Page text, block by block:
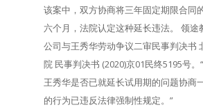
该案中，双方协商将三年固定期限合同
六个月，法院认定这种延长违法。 领途
公司与王秀华劳动争议二审民事判决书
院 民事判决书 (2020)京01民终5195号
王秀华是否已就延长试用期的问题协商
的行为已违反法律强制性规定。”